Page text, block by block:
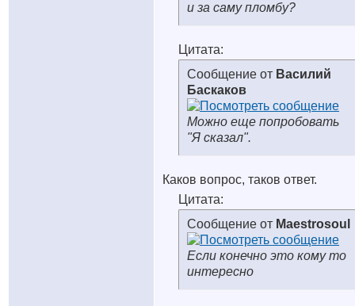
и за саму пломбу?
Цитата:
Сообщение от Василий
Баскаков
Можно еще попробовать
"Я сказал".
Каков вопрос, таков ответ.
Цитата:
Сообщение от Maestrosoul
Если конечно это кому то
интересно